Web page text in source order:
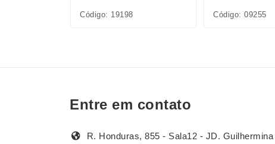
Código: 19198 Código: 09255
Entre em contato
R. Honduras, 855 - Sala12 - JD. Guilhermina